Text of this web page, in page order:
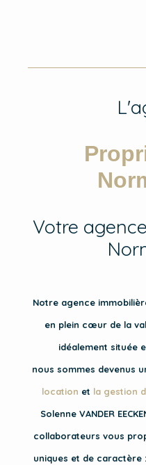
Votre
Notre agence
en plein cœur de la
idéalement située
nous sommes devenus
location et la gestion
Solenne VANDER
collaborateurs vous
uniques et de caractère